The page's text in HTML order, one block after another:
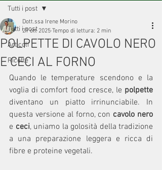
Tutti i post
Articoli
Ricette
Tutti i post
POLPETTE DI CAVOLO NERO
E CECI AL FORNO
Dott.ssa Irene Morino
21 ott 2025 Tempo di lettura: 2 min
Quando le temperature scendono e la
voglia di comfort food cresce, le
diventano un piatto irrinunciabile. In
questa versione al forno, con cavolo nero
e ceci, uniamo la golosità della tradizione
a una preparazione leggera e ricca di
fibre e proteine vegetali.